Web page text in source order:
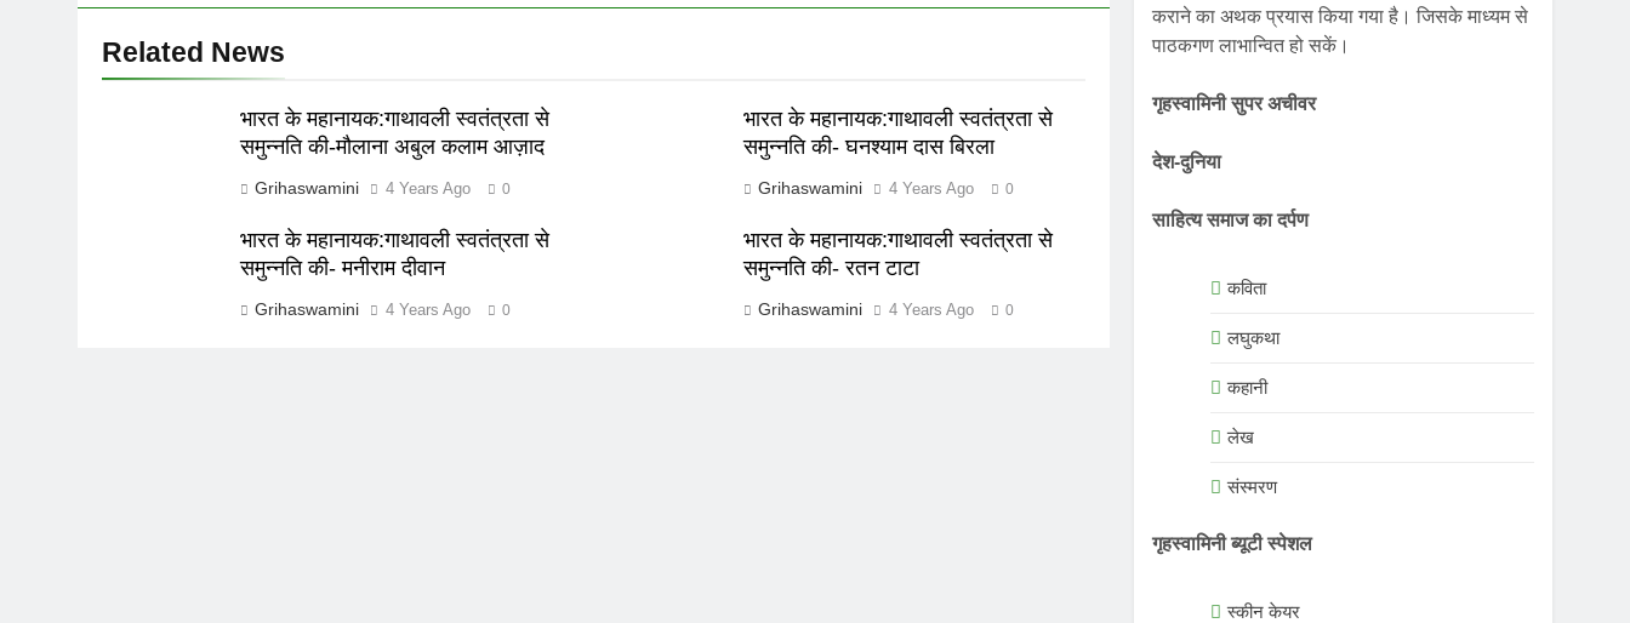
Related News
भारत के महानायक:गाथावली स्वतंत्रता से
समुन्नति की-मौलाना अबुल कलाम आज़ाद
Grihaswamini 4 Years Ago 0
भारत के महानायक:गाथावली स्वतंत्रता से
समुन्नति की- घनश्याम दास बिरला
Grihaswamini 4 Years Ago 0
भारत के महानायक:गाथावली स्वतंत्रता से
समुन्नति की- मनीराम दीवान
Grihaswamini 4 Years Ago 0
भारत के महानायक:गाथावली स्वतंत्रता से
समुन्नति की- रतन टाटा
Grihaswamini 4 Years Ago 0
कराने का अथक प्रयास किया गया है। जिसके माध्यम से
पाठकगण लाभान्वित हो सकें।
गृहस्वामिनी सुपर अचीवर
देश-दुनिया
साहित्य समाज का दर्पण
कविता
लघुकथा
कहानी
लेख
संस्मरण
गृहस्वामिनी ब्यूटी स्पेशल
स्कीन केयर